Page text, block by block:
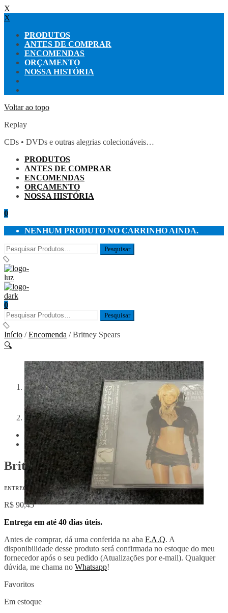
X
X
PRODUTOS
ANTES DE COMPRAR
ENCOMENDAS
ORÇAMENTO
NOSSA HISTÓRIA
Voltar ao topo
Replay
CDs • DVDs e outras alegrias colecionáveis…
PRODUTOS
ANTES DE COMPRAR
ENCOMENDAS
ORÇAMENTO
NOSSA HISTÓRIA
0
NENHUM PRODUTO NO CARRINHO AINDA.
0
Início /Encomenda / Britney Spears
🔍
Previous
Next
Britney Spears
ᴇɴᴛʀᴇɢᴀ: 30-40 ᴅɪᴀs úᴛᴇɪs.
R$ 90,45
Entrega em até 40 dias úteis.
Antes de comprar, dá uma conferida na aba F.A.Q. A
disponibilidade desse produto será confirmada no estoque do meu
fornecedor após o seu pedido (Atualizações por e-mail). Qualquer
dúvida, me chama no Whatsapp!
Favoritos
Em estoque